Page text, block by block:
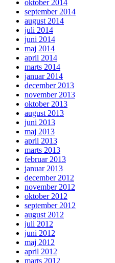
oktober 2014
september 2014
august 2014
juli 2014
juni 2014
maj 2014
april 2014
marts 2014
januar 2014
december 2013
november 2013
oktober 2013
august 2013
juni 2013
maj 2013
april 2013
marts 2013
februar 2013
januar 2013
december 2012
november 2012
oktober 2012
september 2012
august 2012
juli 2012
juni 2012
maj 2012
april 2012
marts 2012